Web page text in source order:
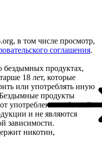
в том числе просмотр,
соглашения.
продуктах,
18 лет, которые
или употреблять иную
продукты
употребления табачной
и не являются
зависимости.
никотин,